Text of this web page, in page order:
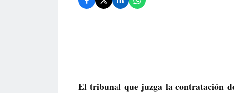
El tribunal que juzga la contratación